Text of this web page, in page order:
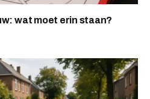
wat moet erin staan?